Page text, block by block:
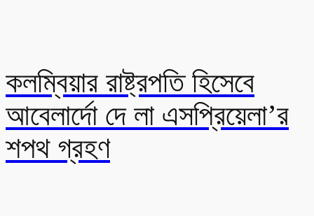
কলম্বিয়ার রাষ্ট্রপতি হিসেবে
আবেলার্দো দে লা এসপ্রিয়েলা’র
শপথ গ্রহণ